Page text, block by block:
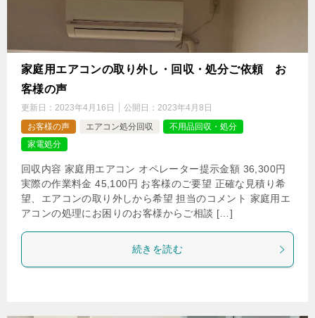
家庭用エアコンの取り外し・回収・処分ご依頼 お
客様の声
更新日： 2023年4月16日 公開日： 2023年4月8日
お客様の声
エアコン処分回収
不用品回収・処分
家電処分
回収内容 家庭用エアコン オペレーター提示金額 36,300円
実際の作業料金 45,100円 お客様のご要望 正確な見積り希
望、エアコンの取り外しから希望 担当のコメント 家庭用エ
アコンの処理にお困りのお客様からご相談 […]
続きを読む